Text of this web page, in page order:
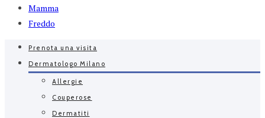
Mamma
Freddo
Prenota una visita
Dermatologo Milano
Allergie
Couperose
Dermatiti